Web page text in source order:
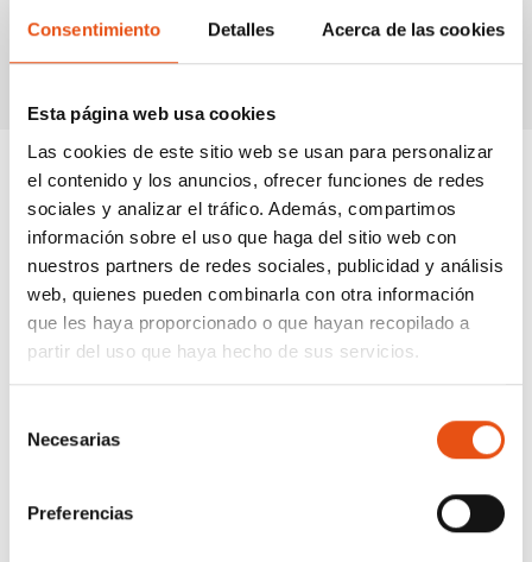
Consentimiento Detalles Acerca de las cookies
Esta página web usa cookies
Las cookies de este sitio web se usan para personalizar
el contenido y los anuncios, ofrecer funciones de redes
sociales y analizar el tráfico. Además, compartimos
información sobre el uso que haga del sitio web con
nuestros partners de redes sociales, publicidad y análisis
web, quienes pueden combinarla con otra información
que les haya proporcionado o que hayan recopilado a
partir del uso que haya hecho de sus servicios.
Necesarias
Preferencias
relacionados